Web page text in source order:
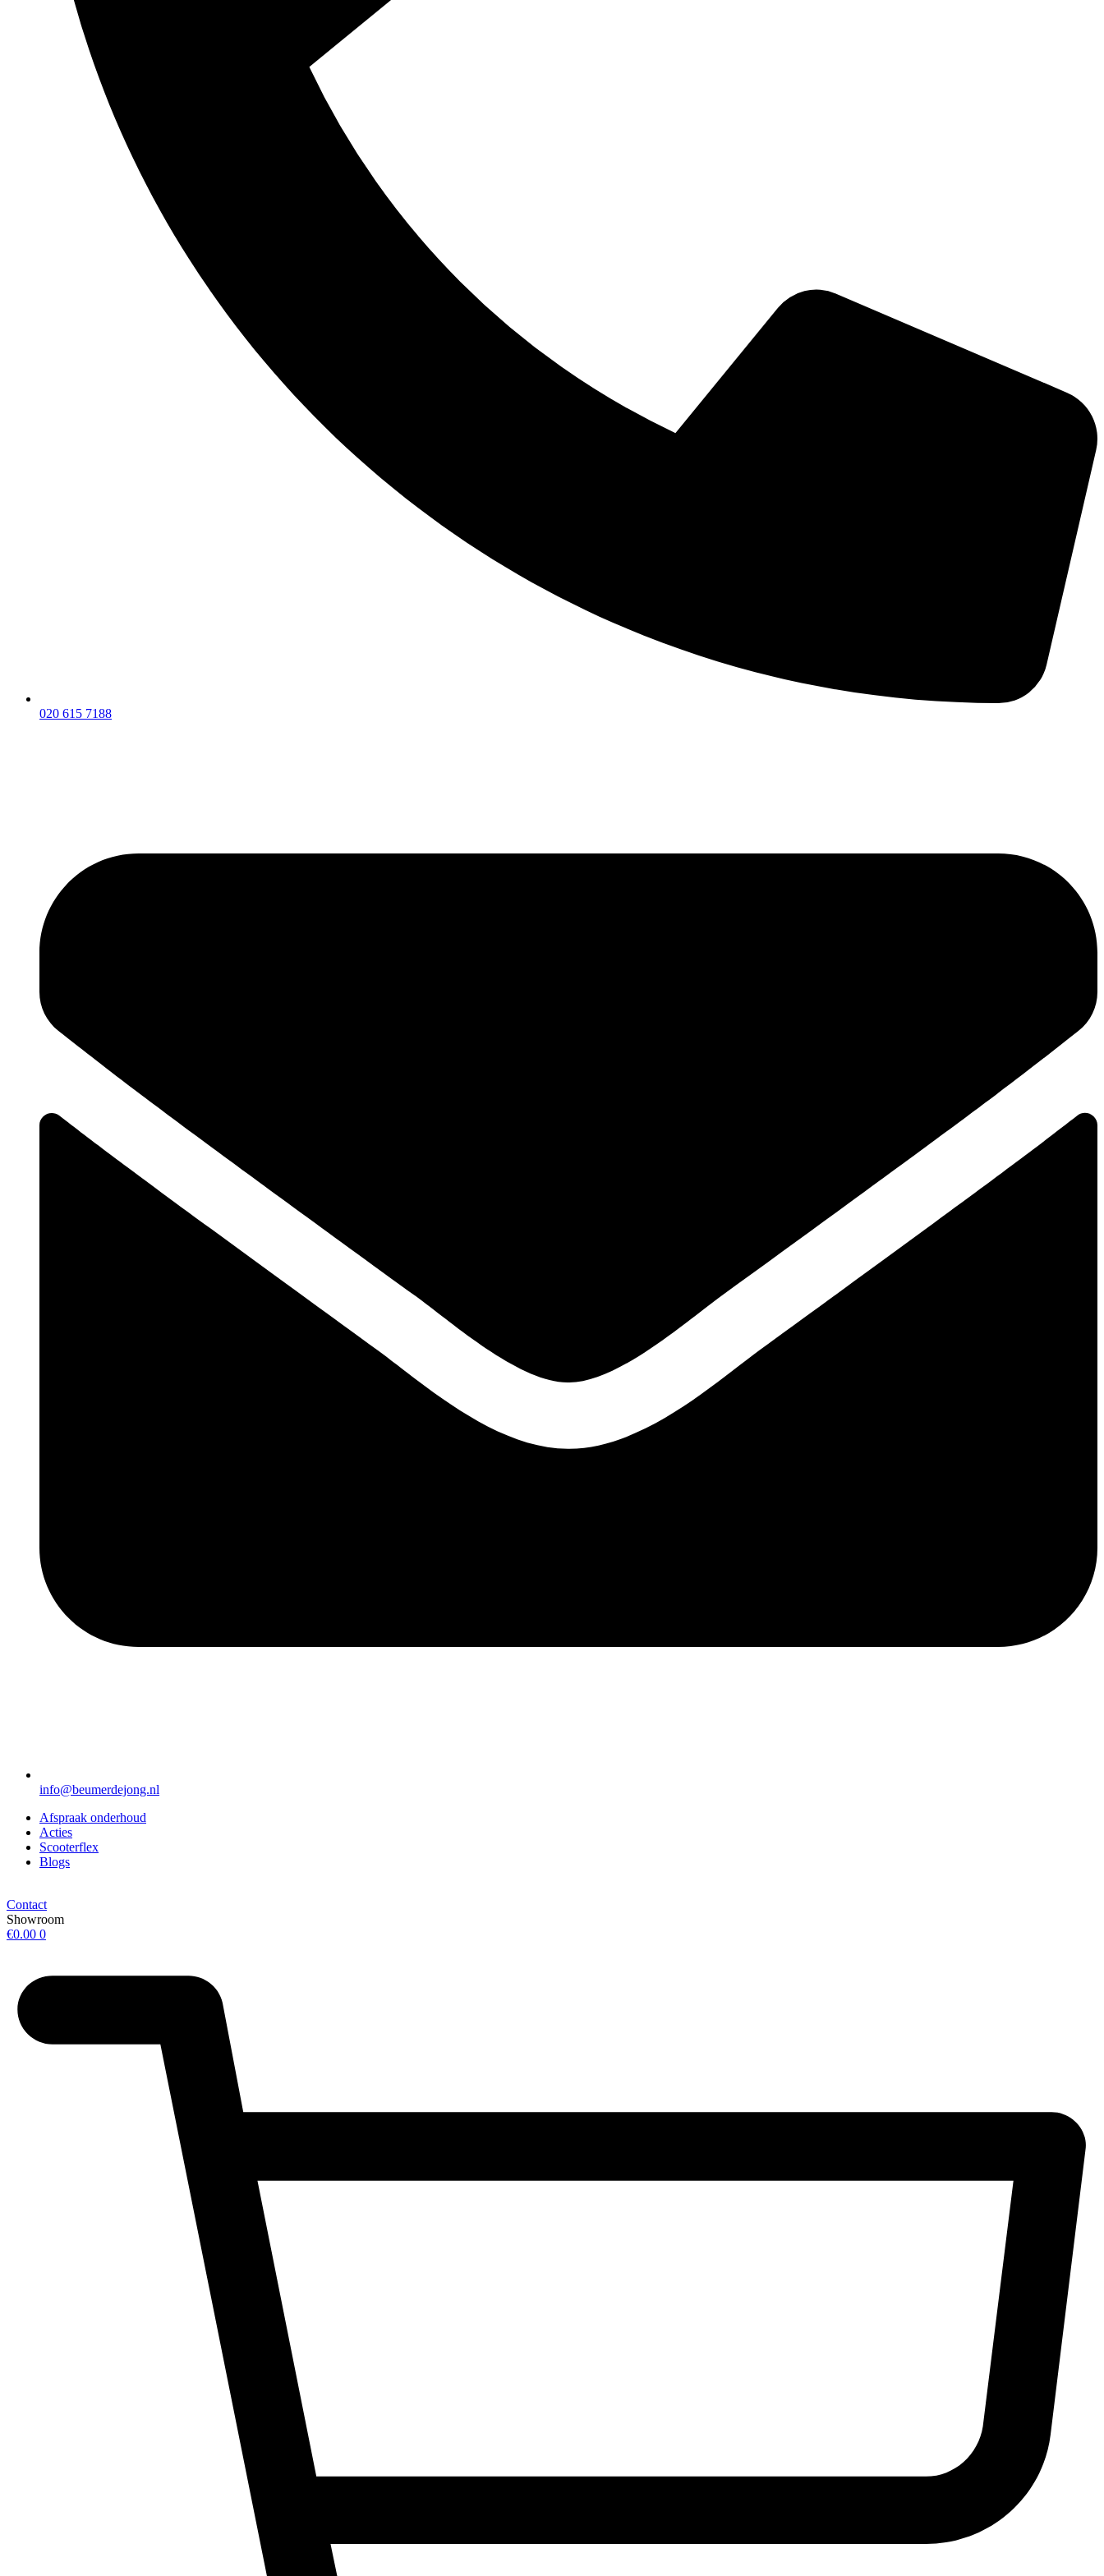
020 615 7188
info@beumerdejong.nl
Afspraak onderhoud
Acties
Scooterflex
Blogs
Contact
Showroom
€0.00 0